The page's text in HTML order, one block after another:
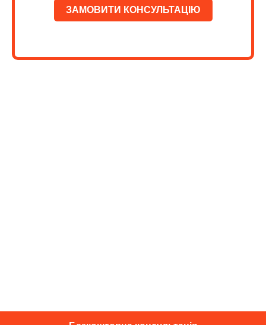
ЗАМОВИТИ КОНСУЛЬТАЦІЮ